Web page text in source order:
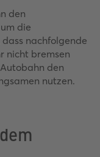
den
die
nachfolgende
nicht bremsen
den
nutzen.